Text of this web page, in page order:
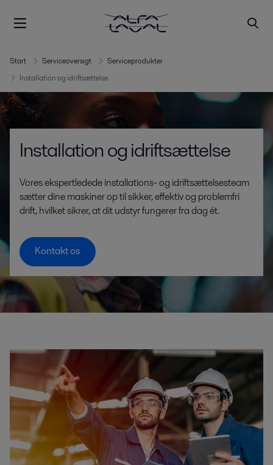
Start Serviceoversigt
Serviceprodukter
Installation og idriftsættelse
Installation og idriftsættelse
Vores ekspertledede installations- og idriftsættelsesteam
sætter dine maskiner op til sikker, effektiv og problemfri
drift, hvilket sikrer, at dit udstyr fungerer fra dag ét.
Kontakt os